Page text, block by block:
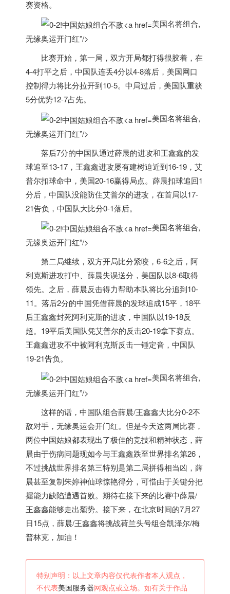
赛资格。
美国名将组合,
无缘奥运开门红”/>
比赛开始，第一局，双方开局都打得很胶着，在
4-4打平之后，中国队连丢4分以4-8落后， 美国网口
控制得力将比分拉开到10-5。中局过后， 美国队重获
5分优势12-7占先。
美国名将组合,
无缘奥运开门红”/>
落后7分的中国队通过薛晨的进攻和王鑫鑫的发
球追至13-17，王鑫鑫进攻屡有建树迫近到16-19，艾
普尔扣球命中， 美国20-16赢得局点。薛晨扣球追回1
分后，中国队没能防住艾普尔的进攻，在首局以17-
21告负，中国队大比分0-1落后。
美国名将组合,
无缘奥运开门红”/>
第二局继续，双方开局比分紧咬，6-6之后，阿
利克斯进攻打中、薛晨失误送分， 美国队以8-6取得
领先。之后，薛晨反击得力帮助本队将比分追到10-
11。落后2分的中国凭借薛晨的发球追成15平，18平
后王鑫鑫封死阿利克斯的进攻，中国队以19-18反
超。19平后美国队凭艾普尔的反击20-19拿下赛点。
王鑫鑫进攻不中被阿利克斯反击一锤定音，中国队
19-21告负。
美国名将组合,
无缘奥运开门红”/>
这样的话，中国队组合薛晨/王鑫鑫大比分0-2不
敌对手，无缘奥运会开门红。但是今天这两局比赛，
两位中国姑娘都表现出了极佳的竞技和精神状态，薛
晨由于伤病问题现如今与王鑫鑫跌至世界排名第26，
不过挑战世界排名第三特别是第二局拼得相当凶，薛
晨甚至复制朱婷神仙球惊艳得分，可惜由于关键分把
握能力缺陷遭遇首败。期待在接下来的比赛中薛晨/
王鑫鑫能够走出颓势。接下来，在北京时间的7月27
日15点，薛晨/王鑫鑫将挑战荷兰头号组合凯泽尔/梅
普林克，加油！
特别声明：以上文章内容仅代表作者本人观点，
不代表美国服务器 网观点或立场。如有关于作品